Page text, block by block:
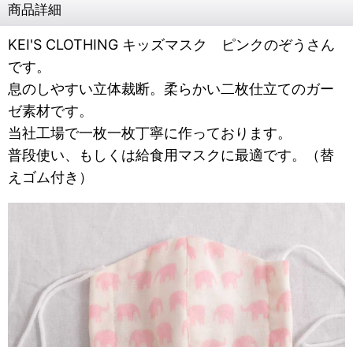
商品詳細
KEI'S CLOTHING キッズマスク ピンクのぞうさん
です。
息のしやすい立体裁断。柔らかい二枚仕立てのガー
ゼ素材です。
当社工場で一枚一枚丁寧に作っております。
普段使い、もしくは給食用マスクに最適です。（替
えゴム付き）